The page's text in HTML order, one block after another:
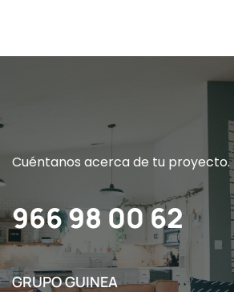
Cuéntanos acerca de tu proyecto.
966 98 00 62
GRUPO GUINEA